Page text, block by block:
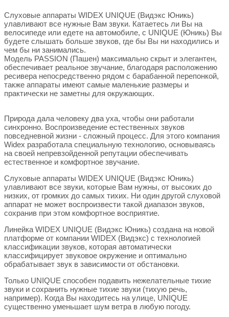
Слуховые аппараты WIDEX UNIQUE (Видэкс Юникь)
улавливают все нужные Вам звуки. Катаетесь ли Вы на
велосипеде или едете на автомобиле, с UNIQUE (Юникь) Вы
будете слышать больше звуков, где бы Вы ни находились и
чем бы ни занимались.
Модель PASSION (Пашен) максимально скрыт и элегантен,
обеспечивает реальное звучание, благодаря расположению
ресивера непосредственно рядом с барабанной перепонкой,
также аппараты имеют самые маленькие размеры и
практически не заметны для окружающих.
Природа дала человеку два уха, чтобы они работали
синхронно. Воспроизведение естественных звуков
повседневной жизни - сложный процесс. Для этого компания
Widex разработала специальную технологию, основываясь
на своей непревзойденной репутации обеспечивать
естественное и комфортное звучание.
Слуховые аппараты WIDEX UNIQUE (Видэкс Юникь)
улавливают все звуки, которые Вам нужны, от высоких до
низких, от громких до самых тихих. Ни один другой слуховой
аппарат не может воспроизвести такой диапазон звуков,
сохранив при этом комфортное восприятие.
Линейка WIDEX UNIQUE (Видэкс Юникь) создана на новой
платформе от компании WIDEX (Видэкс) с технологией
классификации звуков, которая автоматически
классифицирует звуковое окружение и оптимально
обрабатывает звук в зависимости от обстановки.
Только UNIQUE способен подавить нежелательные тихие
звуки и сохранить нужные тихие звуки (тихую речь,
например). Когда Вы находитесь на улице, UNIQUE
существенно уменьшает шум ветра в любую погоду.